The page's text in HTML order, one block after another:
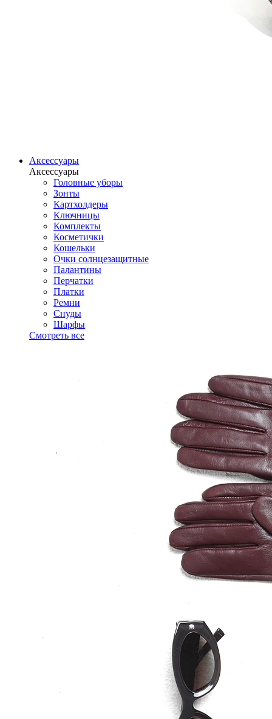
Аксессуары
Аксессуары
Головные уборы
Зонты
Картхолдеры
Ключницы
Комплекты
Косметички
Кошельки
Очки солнцезащитные
Палантины
Перчатки
Платки
Ремни
Снуды
Шарфы
Смотреть все